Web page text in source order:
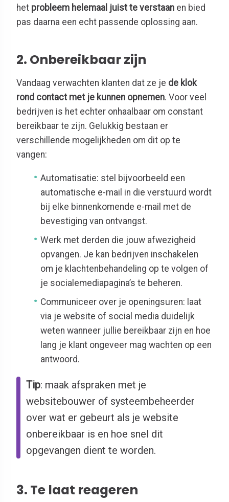
het probleem helemaal juist te verstaan en bied
pas daarna een echt passende oplossing aan.
2. Onbereikbaar zijn
Vandaag verwachten klanten dat ze je de klok
rond contact met je kunnen opnemen. Voor veel
bedrijven is het echter onhaalbaar om constant
bereikbaar te zijn. Gelukkig bestaan er
verschillende mogelijkheden om dit op te
vangen:
Automatisatie: stel bijvoorbeeld een
automatische e-mail in die verstuurd wordt
bij elke binnenkomende e-mail met de
bevestiging van ontvangst.
Werk met derden die jouw afwezigheid
opvangen. Je kan bedrijven inschakelen
om je klachtenbehandeling op te volgen of
je socialemediapagina’s te beheren.
Communiceer over je openingsuren: laat
via je website of social media duidelijk
weten wanneer jullie bereikbaar zijn en hoe
lang je klant ongeveer mag wachten op een
antwoord.
Tip: maak afspraken met je
websitebouwer of systeembeheerder
over wat er gebeurt als je website
onbereikbaar is en hoe snel dit
opgevangen dient te worden.
3. Te laat reageren